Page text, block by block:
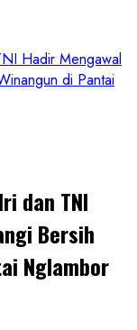
Hadir Mengawal
di Pantai
dan TNI
Bersih
Nglambor